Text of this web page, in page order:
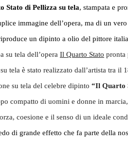
Stato di Pellizza su tela, stampata e
immagine dell’opera, ma di un vero
un dipinto a olio del pittore
su tela dell’opera Il Quarto Stato pronta
tela è stato realizzato dall’artista tra
su tela del celebre dipinto “Il Quarto
compatto di uomini e donne in
coesione e il senso di un ideale
di grande effetto che fa parte della